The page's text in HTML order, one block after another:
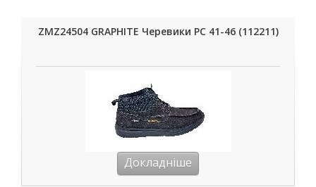
ZMZ24504 GRAPHITE Черевики РС 41-46 (112211)
Докладніше